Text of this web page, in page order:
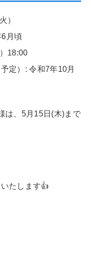
）
6月頃
18:00
定）: 令和7年10月
は、5月15日(木)まで
たします👍